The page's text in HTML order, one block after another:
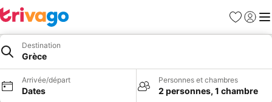
Favoris
Se
Destination
Grèce
Arrivée/départ
Dates
Personnes et chambres
2 personnes, 1 chambre